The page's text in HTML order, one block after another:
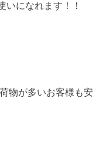
いになれます！！
物が多いお客様も安